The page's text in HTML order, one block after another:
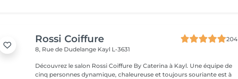
Rossi Coiffure
204
8, Rue de Dudelange Kayl L-3631
Découvrez le salon Rossi Coiffure By Caterina à Kayl. Une équipe de
cinq personnes dynamique, chaleureuse et toujours souriante est à